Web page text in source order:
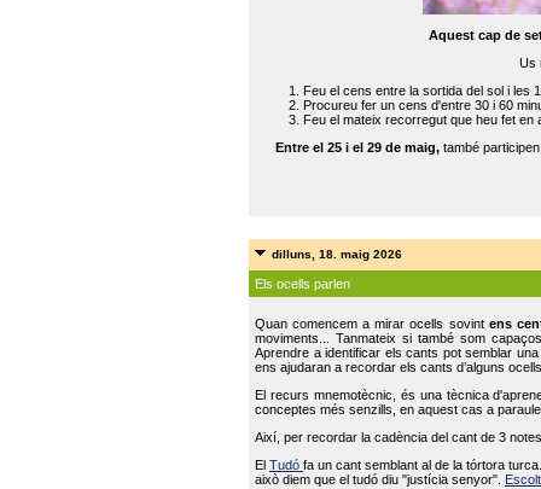
Aquest cap de
Us
Feu el cens entre la sortida del sol i les
Procureu fer un cens d'entre 30 i 60
Feu el mateix recorregut que heu fet en
Entre el 25 i el 29 de maig, també
dilluns, 18. maig 2026
Els ocells parlen
Quan comencem a mirar ocells sovint ens
moviments... Tanmateix si també som
Aprendre a identificar els cants pot semblar
ens ajudaran a recordar els cants d’alguns
El recurs mnemotècnic, és una tècnica
conceptes més senzills, en aquest cas a
Així, per recordar la cadència del cant de 3
ElTudófa un cant semblant al de la tórtora
això diem que el tudó diu "justícia senyor".